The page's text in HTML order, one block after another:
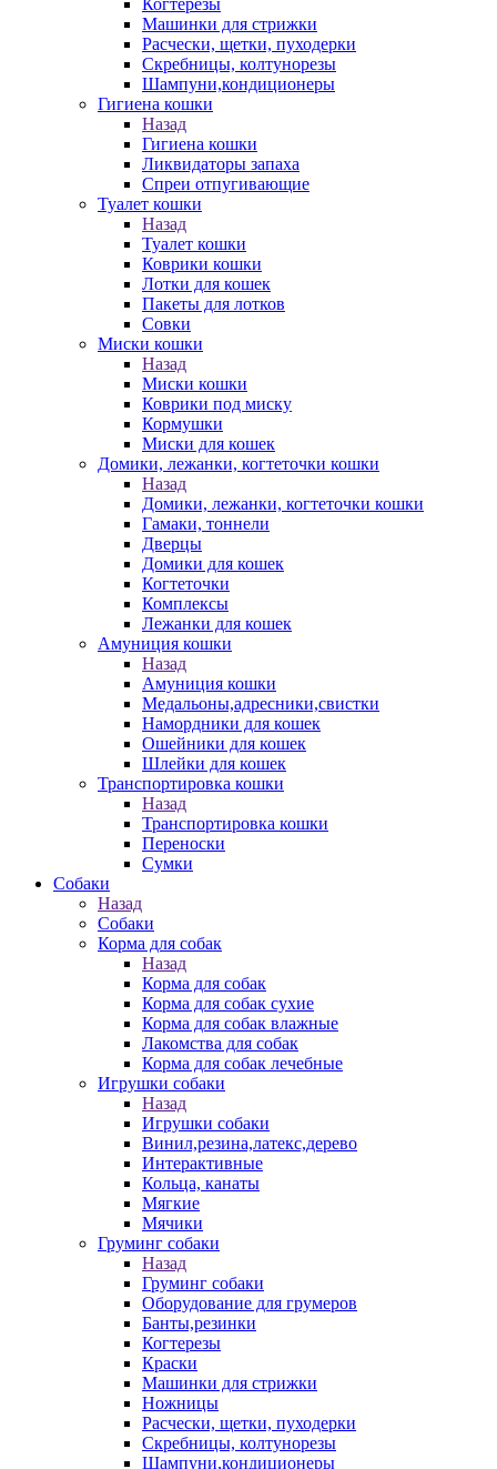
Когтерезы
Машинки для стрижки
Расчески, щетки, пуходерки
Скребницы, колтунорезы
Шампуни,кондиционеры
Гигиена кошки
Назад
Гигиена кошки
Ликвидаторы запаха
Спреи отпугивающие
Туалет кошки
Назад
Туалет кошки
Коврики кошки
Лотки для кошек
Пакеты для лотков
Совки
Миски кошки
Назад
Миски кошки
Коврики под миску
Кормушки
Миски для кошек
Домики, лежанки, когтеточки кошки
Назад
Домики, лежанки, когтеточки кошки
Гамаки, тоннели
Дверцы
Домики для кошек
Когтеточки
Комплексы
Лежанки для кошек
Амуниция кошки
Назад
Амуниция кошки
Медальоны,адресники,свистки
Намордники для кошек
Ошейники для кошек
Шлейки для кошек
Транспортировка кошки
Назад
Транспортировка кошки
Переноски
Сумки
Собаки
Назад
Собаки
Корма для собак
Назад
Корма для собак
Корма для собак сухие
Корма для собак влажные
Лакомства для собак
Корма для собак лечебные
Игрушки собаки
Назад
Игрушки собаки
Винил,резина,латекс,дерево
Интерактивные
Кольца, канаты
Мягкие
Мячики
Груминг собаки
Назад
Груминг собаки
Оборудование для грумеров
Банты,резинки
Когтерезы
Краски
Машинки для стрижки
Ножницы
Расчески, щетки, пуходерки
Скребницы, колтунорезы
Шампуни,кондиционеры